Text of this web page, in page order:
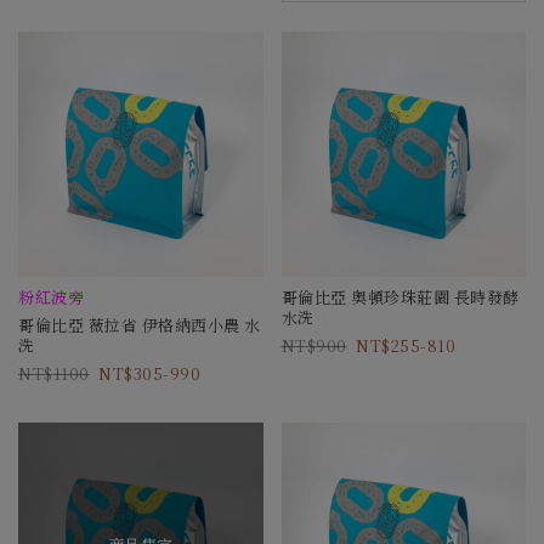
粉紅波旁
哥倫比亞 薇拉省 伊格納西小農 水
洗
1100
305-990
哥倫比亞 奧頓珍珠莊園 長時發酵
水洗
900
255-810